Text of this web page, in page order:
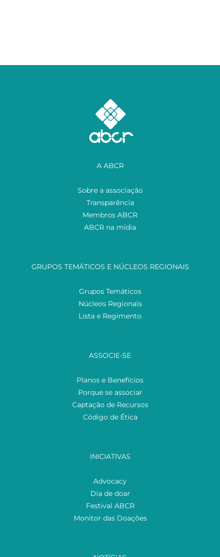
A ABCR
Sobre a associação
Transparência
Membros ABCR
ABCR na mídia
GRUPOS TEMÁTICOS E NÚCLEOS REGIONAIS
Grupos Temáticos
Núcleos Regionais
Lista e Regimento
ASSOCIE-SE
Planos e Benefícios
Porque se associar
Captação de Recursos
Código de Ética
INICIATIVAS
Advocacy
Dia de doar
Festival ABCR
Monitor das Doações